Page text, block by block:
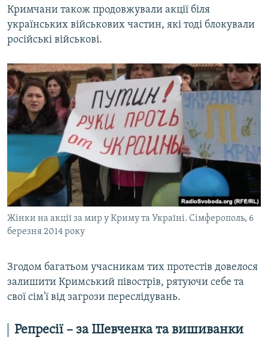
Кримчани також продовжували акції біля
українських військових частин, які тоді блокували
російські військові.
Жінки на акції за мир у Криму та Україні. Сімферополь, 6
березня 2014 року
Згодом багатьом учасникам тих протестів довелося
залишити Кримський півострів, рятуючи себе та
свої сім'ї від загрози переслідувань.
Репресії – за Шевченка та вишиванки